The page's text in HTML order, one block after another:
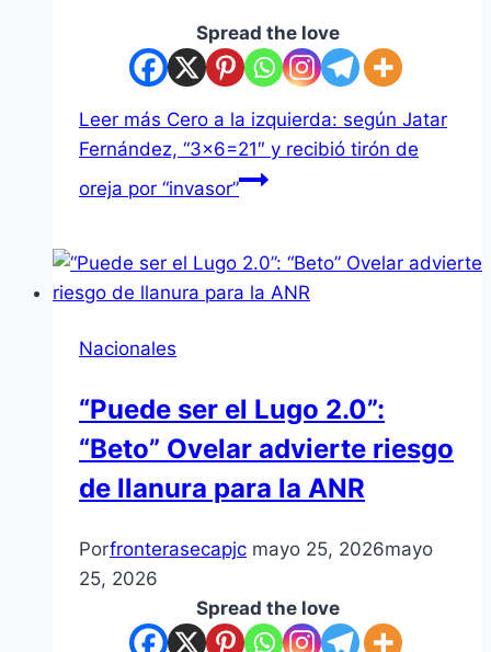
Spread the love
Leer más Cero a la izquierda: según Jatar
Fernández, “3×6=21″ y recibió tirón de
oreja por “invasor”
Nacionales
“Puede ser el Lugo 2.0”:
“Beto” Ovelar advierte riesgo
de llanura para la ANR
Porfronterasecapjc mayo 25, 2026mayo
25, 2026
Spread the love